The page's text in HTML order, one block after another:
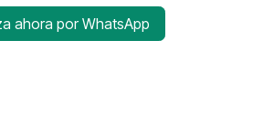
ahora por WhatsApp